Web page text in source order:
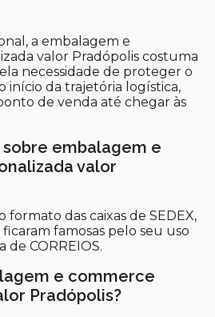
a embalagem e
valor Pradópolis costuma
necessidade de proteger o
início da trajetória logística,
de venda até chegar às
sobre embalagem e
valor
formato das caixas de SEDEX,
ficaram famosas pelo seu uso
CORREIOS.
e commerce
Pradópolis?